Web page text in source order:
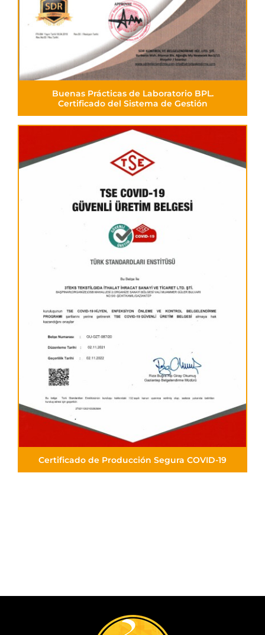
Buenas Prácticas de Laboratorio BPL.
Certificado del Sistema de Gestión
Certificado de Producción Segura COVID-19